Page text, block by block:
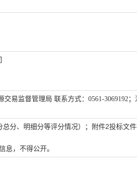
易监督管理局 联系方式：0561-3069192；
分、明细分等评分情况）；附件2投标文
息，不得公开。